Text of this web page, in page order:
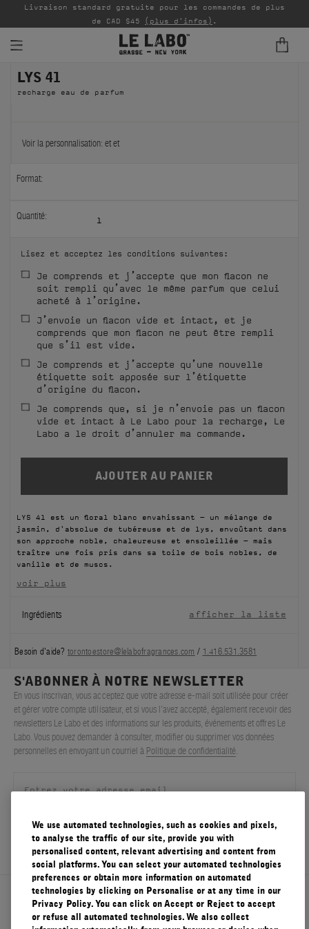
PARFUMS
INTÉRIEUR
BODY — HAIR — FACE
ÉCHANTILLONS
À PROPOS
Compte
Panier
(0)
Livraison standard gratuite pour les commandes de plus
de CAD $45 (plus d'infos) .
LYS 41
recharge eau de parfum
Voir la personnalisation: etet
Format:
Quantité: 1
Lisez et acceptez les conditions suivantes:
Je comprends et j’accepte que mon flacon ne
soit rempli qu’avec le même parfum que celui
acheté à l’origine.
J’envoie un flacon vide et intact, et je
comprends que mon flacon ne peut être rempli
que s’il est vide.
Je comprends et j’accepte qu’une nouvelle
étiquette soit apposée sur l’étiquette
d’origine du flacon.
Je comprends que, si je n’envoie pas un flacon
vide et intact à Le Labo pour la recharge, Le
Labo a le droit d’annuler ma commande.
LYS 41 est un floral blanc envahissant - un mélange de
jasmin, d'absolue de tubéreuse et de lys, envoûtant dans
son approche noble, chaleureuse et ensoleillée - mais
traître une fois pris dans sa toile de bois nobles, de
vanille et de muscs.
voir plus
Ingrédients afficher la liste
Besoin d'aide? torontoestore@lelabofragrances.com / 1.416.531.3581
À propos de Le Labo
S'ABONNER À NOTRE NEWSLETTER
En vous inscrivan, vous acceptez que votre adresse e-mail soit utilisée pour créer
et gérer votre compte utilisateur, et si vous l’avez accepté, également recevoir des
newsletters Le Labo et des informations sur les produits, événements et offres Le
Labo. Vous pouvez demander à consulter, modifier ou supprimer vos données
personnelles en envoyant un courriel à Politique de confidentialité
S'ENREGISTRER
We use automated technologies, such as cookies and pixels,
to analyse the traffic of our site, provide you with
personalised content, relevant advertising and content from
social platforms. You can select your automated technologies
preferences or obtain more information on automated
technologies by clicking on Personalise or at any time in our
Privacy Policy. You can click on Accept or Reject to accept
or refuse all automated technologies. We also collect